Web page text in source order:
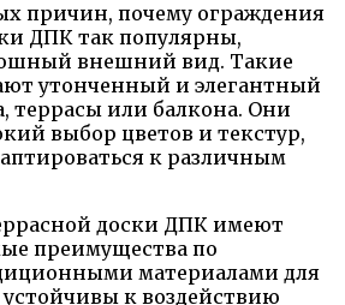
причин, почему ограждения
ДПК так популярны,
внешний вид. Такие
утонченный и элегантный
террасы или балкона. Они
выбор цветов и текстур,
к различным
доски ДПК имеют
преимущества по
материалами для
к воздействию